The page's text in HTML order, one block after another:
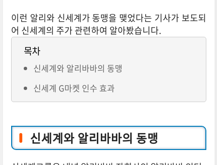
이런 알리와 신세계가 동맹을 맺었다는 기사가 보도되
어 신세계의 주가 관련하여 알아봤습니다.
목차
신세계와 알리바바의 동맹
신세계 G마켓 인수 효과
신세계와 알리바바의 동맹